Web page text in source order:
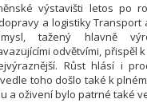
výstavišti letos po
a logistiky Transport
tažený hlavně
odvětvími, přispěl
Růst hlásí i
toho došlo také k
a oživení bylo patrné také